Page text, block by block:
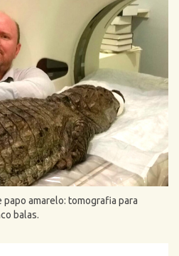
papo amarelo: tomografia para
balas.